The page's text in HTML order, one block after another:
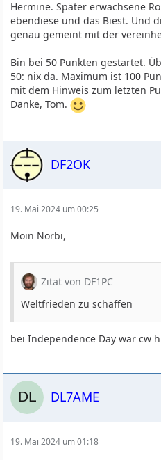
Hermine. Später erwachsene
ebendiese und das Biest. Und
genau gemeint mit der
Bin bei 50 Punkten gestartet.
50: nix da. Maximum ist 100
mit dem Hinweis zum letzten
Danke, Tom.
DF2OK
19. Mai 2024 um 00:25
Moin Norbi,
Zitat von DF1PC
Weltfrieden zu schaffen
bei Independence Day war cw
DL7AME
19. Mai 2024 um 01:18